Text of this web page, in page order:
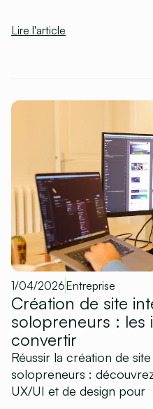
Lire l'article
1/04/2026Entreprise
Création de site
solopreneurs : les
convertir
Réussir la création de
solopreneurs :
UX/UI et de design pour